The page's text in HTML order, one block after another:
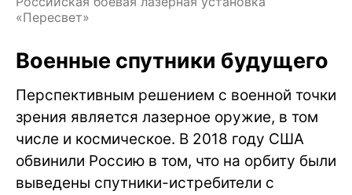
«Пересвет»
Военные спутники будущего
Перспективным решением с военной точки
зрения является лазерное оружие, в том
числе и космическое. В 2018 году США
обвинили Россию в том, что на орбиту были
выведены спутники-истребители с